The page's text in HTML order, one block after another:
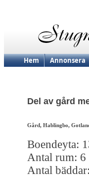
Hem Annonsera
Del av gård
Gård, Hablingbo,
Boendeyta:
Antal rum: 6
Antal